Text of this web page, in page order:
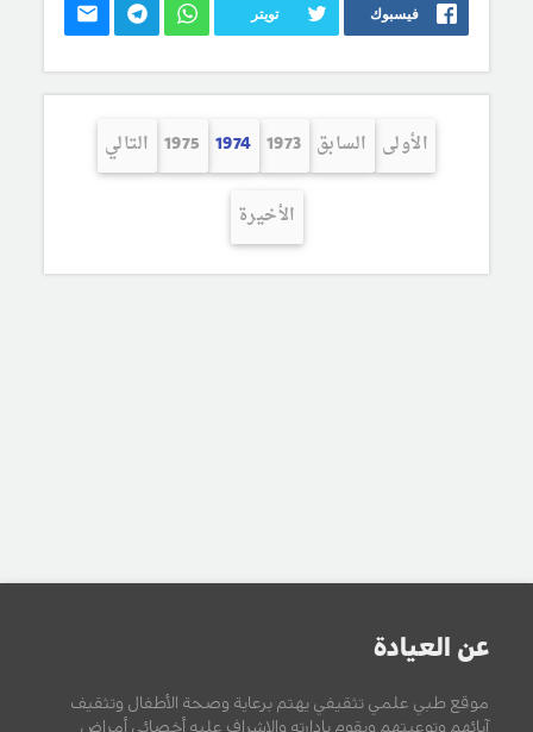
فيسبوك تويتر
الأولى السابق 1973
1974
1975 التالي
الأخيرة
عن العيادة
موقع طبي علمي تثقيفي يهتم برعاية وصحة الأطفال وتثقيف
آبائهم وتوعيتهم ويقوم بإدارته والإشراف عليه أخصائي أمراض